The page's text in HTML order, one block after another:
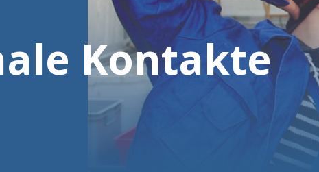
Autismus
Arbeitgeber
Helfen Sie uns
Kontakte